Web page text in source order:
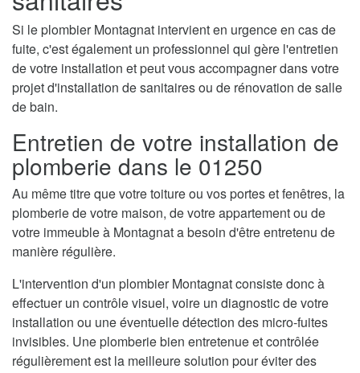
Si le plombier Montagnat intervient en urgence en cas de
fuite, c'est également un professionnel qui gère l'entretien
de votre installation et peut vous accompagner dans votre
projet d'installation de sanitaires ou de rénovation de salle
de bain.
Entretien de votre installation de
plomberie dans le 01250
Au même titre que votre toiture ou vos portes et fenêtres, la
plomberie de votre maison, de votre appartement ou de
votre immeuble à Montagnat a besoin d'être entretenu de
manière régulière.
L'intervention d'un plombier Montagnat consiste donc à
effectuer un contrôle visuel, voire un diagnostic de votre
installation ou une éventuelle détection des micro-fuites
invisibles. Une plomberie bien entretenue et contrôlée
régulièrement est la meilleure solution pour éviter des